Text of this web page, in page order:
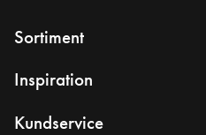
Sortiment
Inspiration
Kundservice